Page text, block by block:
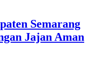
Semarang
Jajan Aman